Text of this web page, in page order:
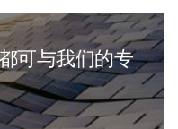
可与我们的专